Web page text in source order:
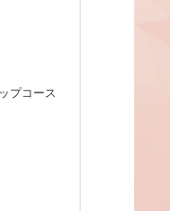
プコース